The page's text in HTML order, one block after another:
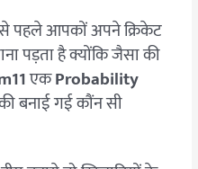
पहले आपकों अपने क्रिकेट
पड़ता है क्योंकि जैसा की
एकProbability
बनाई गई कौंन सी